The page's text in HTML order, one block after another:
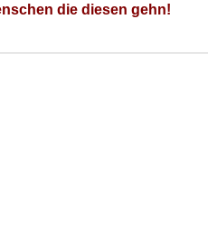
die diesen gehn!